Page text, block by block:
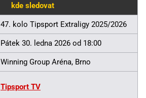
kde sledovat
47. kolo Tipsport Extraligy 2025/2026
Pátek 30. ledna 2026 od 18:00
Winning Group Aréna, Brno
Tipsport TV